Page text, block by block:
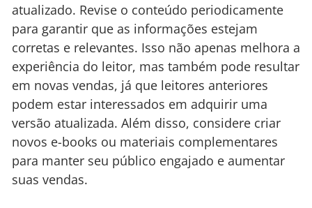
atualizado. Revise o conteúdo periodicamente
para garantir que as informações estejam
corretas e relevantes. Isso não apenas melhora a
experiência do leitor, mas também pode resultar
em novas vendas, já que leitores anteriores
podem estar interessados em adquirir uma
versão atualizada. Além disso, considere criar
novos e-books ou materiais complementares
para manter seu público engajado e aumentar
suas vendas.